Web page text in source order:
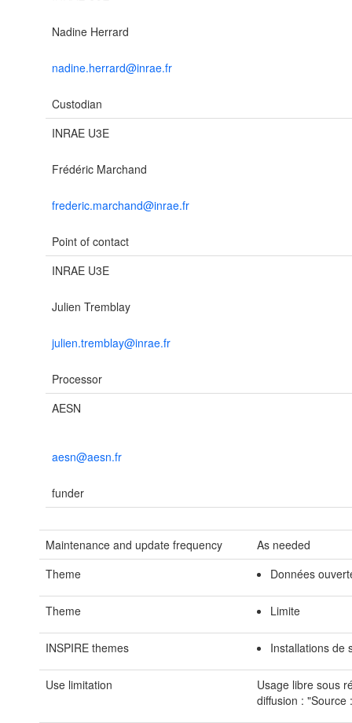
Nadine Herrard
nadine.herrard@inrae.fr
Custodian
INRAE U3E
Frédéric Marchand
frederic.marchand@inrae.fr
Point of contact
INRAE U3E
Julien Tremblay
julien.tremblay@inrae.fr
Processor
AESN
aesn@aesn.fr
funder
Maintenance and update frequency
As needed
Theme
Données
Theme Limite
INSPIRE themes Installations de
Use limitation
Usage libre sous
diffusion : "Source